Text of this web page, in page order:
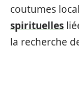
coutumes
spirituelles
la recherche